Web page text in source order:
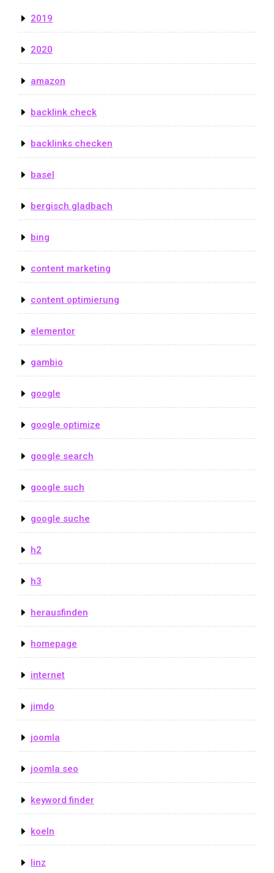
2019
2020
amazon
backlink check
backlinks checken
basel
bergisch gladbach
bing
content marketing
content optimierung
elementor
gambio
google
google optimize
google search
google such
google suche
h2
h3
herausfinden
homepage
internet
jimdo
joomla
joomla seo
keyword finder
koeln
linz